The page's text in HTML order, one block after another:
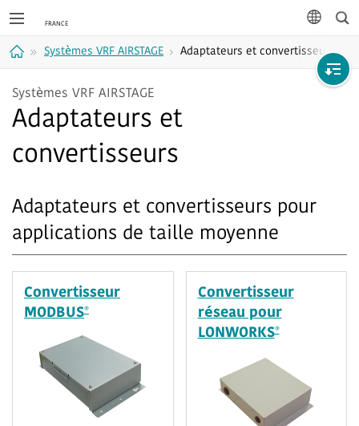
Systèmes VRF AIRSTAGE Adaptateurs et convertisseurs
Systèmes VRF AIRSTAGE
Adaptateurs et
convertisseurs
Adaptateurs et convertisseurs pour
applications de taille moyenne
Convertisseur
MODBUS®
Convertisseur
réseau pour
LONWORKS®